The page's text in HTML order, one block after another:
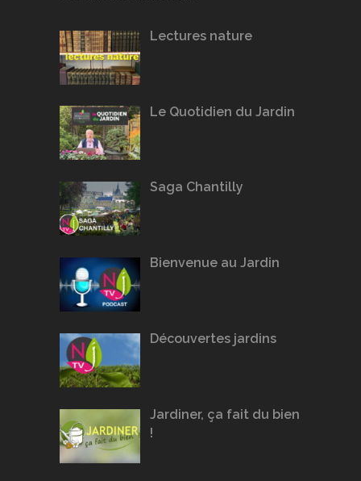
Lectures nature
Le Quotidien du Jardin
Saga Chantilly
Bienvenue au Jardin
Découvertes jardins
Jardiner, ça fait du bien
!